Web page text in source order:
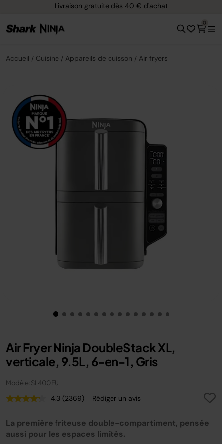
Livraison gratuite dès 40 € d'achat
0
Accueil Cuisine Appareils de cuisson Air fryers
Air Fryer Ninja DoubleStack XL,
verticale, 9.5L, 6-en-1, Gris
Modèle: SL400EU
4.3 Lire
avis.
Lien
sur
(2369) Rédiger un avis
La première friteuse double-compartiment, pensée
aussi pour les espaces limités.